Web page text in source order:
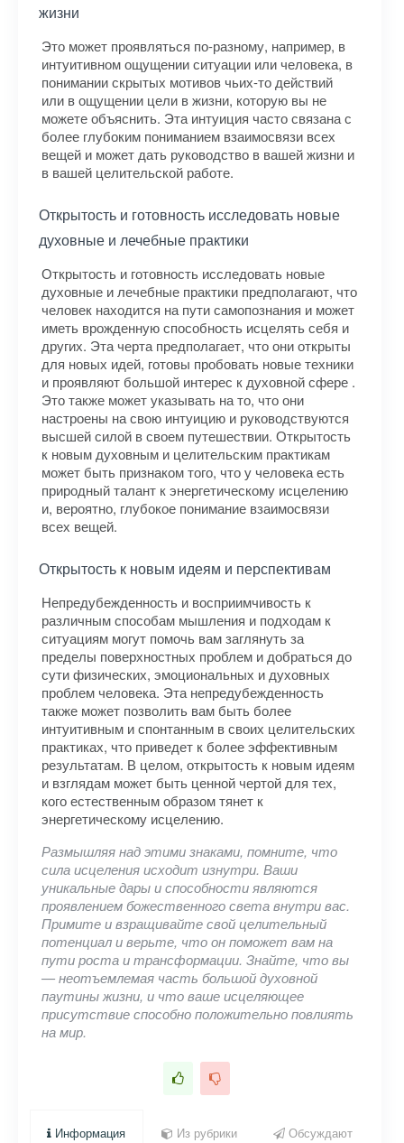
жизни
Это может проявляться по-разному, например, в
интуитивном ощущении ситуации или человека, в
понимании скрытых мотивов чьих-то действий
или в ощущении цели в жизни, которую вы не
можете объяснить. Эта интуиция часто связана с
более глубоким пониманием взаимосвязи всех
вещей и может дать руководство в вашей жизни и
в вашей целительской работе.
Открытость и готовность исследовать новые
духовные и лечебные практики
Открытость и готовность исследовать новые
духовные и лечебные практики предполагают, что
человек находится на пути самопознания и может
иметь врожденную способность исцелять себя и
других. Эта черта предполагает, что они открыты
для новых идей, готовы пробовать новые техники
и проявляют большой интерес к духовной сфере .
Это также может указывать на то, что они
настроены на свою интуицию и руководствуются
высшей силой в своем путешествии. Открытость
к новым духовным и целительским практикам
может быть признаком того, что у человека есть
природный талант к энергетическому исцелению
и, вероятно, глубокое понимание взаимосвязи
всех вещей.
Открытость к новым идеям и перспективам
Непредубежденность и восприимчивость к
различным способам мышления и подходам к
ситуациям могут помочь вам заглянуть за
пределы поверхностных проблем и добраться до
сути физических, эмоциональных и духовных
проблем человека. Эта непредубежденность
также может позволить вам быть более
интуитивным и спонтанным в своих целительских
практиках, что приведет к более эффективным
результатам. В целом, открытость к новым идеям
и взглядам может быть ценной чертой для тех,
кого естественным образом тянет к
энергетическому исцелению.
Размышляя над этими знаками, помните, что
сила исцеления исходит изнутри. Ваши
уникальные дары и способности являются
проявлением божественного света внутри вас.
Примите и взращивайте свой целительный
потенциал и верьте, что он поможет вам на
пути роста и трансформации. Знайте, что вы
— неотъемлемая часть большой духовной
паутины жизни, и что ваше исцеляющее
присутствие способно положительно повлиять
на мир.
Информация Из рубрики Обсуждают